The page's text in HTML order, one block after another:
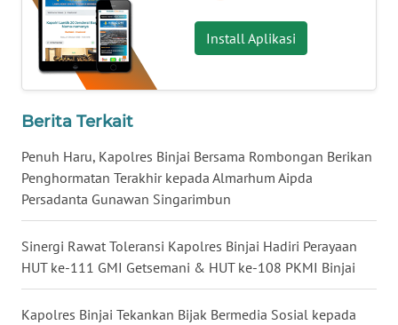
Install Aplikasi
Berita Terkait
Penuh Haru, Kapolres Binjai Bersama Rombongan Berikan
Penghormatan Terakhir kepada Almarhum Aipda
Persadanta Gunawan Singarimbun
Sinergi Rawat Toleransi Kapolres Binjai Hadiri Perayaan
HUT ke-111 GMI Getsemani & HUT ke-108 PKMI Binjai
Kapolres Binjai Tekankan Bijak Bermedia Sosial kepada
SELATAN
WN
TANJUNG
WN
KARO